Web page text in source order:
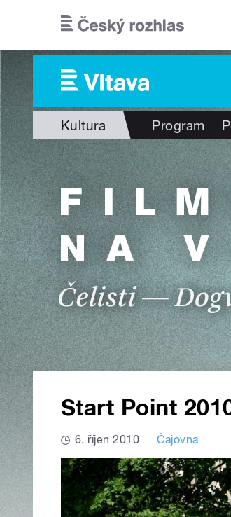
Kultura Program
Start Point
6. říjen 2010 Čajovna